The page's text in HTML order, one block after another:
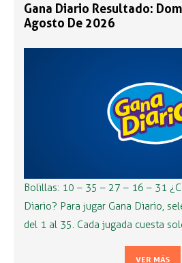
Gana Diario Resultado:
Agosto De 2026
Bolillas: 10 – 35 – 27 – 16 – 31
Diario? Para jugar Gana Diario,
del 1 al 35. Cada jugada cuesta
VER MÁS